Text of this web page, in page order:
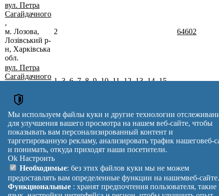
Почтовые индексы Украины. Обновлено : 07-08-2026.
вул. Петра
Сагайдачного
,
м. Лозова,
Лозівський р-
н, Харківська
обл.
2 64602
вул. Петра
Сагайдачного
м. Лозова,
Лозівський р-
н, Харківська
обл.
1, 3, 6, 7, 8, 9, 10, 11, 12, 13, 14, 15,
Вулиця № будинків
Індекс
reklama
Правила
Помощь
Платные
услуги
Политика
конфиденциальности
Манифест
О проекте
Обратная
связь
Украина
Вход|
Мы используем файлы куки и другие технологии
для улучшения вашего просмотра на нашем веб-сайте, чтобы
показывать вам персонализированный контент и
таргетированную рекламу, анализировать трафик нашеговеб-
и понимать, откуда приходят наши посетители.
Ok Настроить
Необходимые: без этих файлов куки мы не можем
предоставлять вам определенные функции на нашемвеб-
Функциональные : хранят предпочтения пользователя, такие